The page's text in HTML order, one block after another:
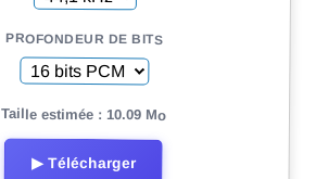
PROFONDEUR DE BITS
Taille estimée : 10.09 Mo
▶ Télécharger